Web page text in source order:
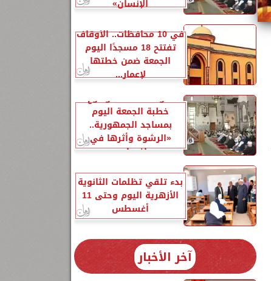
الإنسانِ»
في 10 محافظات.. الأوقاف
تفتتح 18 مسجدًا اليوم
الجمعة ضمن خطتها
لإعمار...
الأوقاف تحدد موضوع
خطبة الجمعة اليوم
بمساجد الجمهورية..
«الرشوة وأثرها في
إفساد...
بدء تلقي تظلمات الثانوية
الأزهرية اليوم وحتى 11
أغسطس
آخر الأخبار